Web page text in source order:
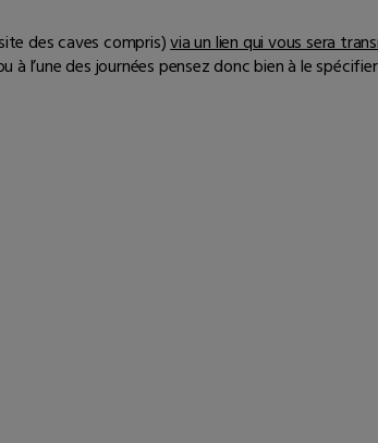
des caves compris)via un lien qui vous sera
l’une des journées pensez donc bien à le